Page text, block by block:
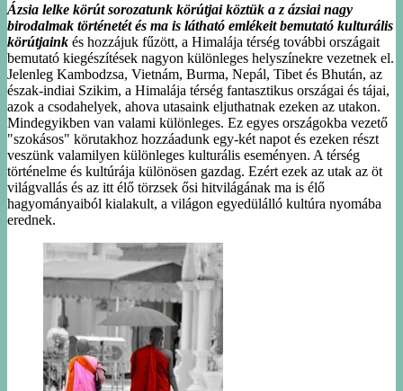
Ázsia lelke körút sorozatunk körútjai köztük a z ázsiai nagy
birodalmak történetét és ma is látható emlékeit bemutató kulturális
körútjaink és hozzájuk fűzött, a Himalája térség további országait
bemutató kiegészítések nagyon különleges helyszínekre vezetnek el.
Jelenleg Kambodzsa, Vietnám, Burma, Nepál, Tibet és Bhután, az
észak-indiai Szikim, a Himalája térség fantasztikus országai és tájai,
azok a csodahelyek, ahova utasaink eljuthatnak ezeken az utakon.
Mindegyikben van valami különleges. Ez egyes országokba vezető
"szokásos" körutakhoz hozzáadunk egy-két napot és ezeken részt
veszünk valamilyen különleges kulturális eseményen. A térség
történelme és kultúrája különösen gazdag. Ezért ezek az utak az öt
világvallás és az itt élő törzsek ősi hitvilágának ma is élő
hagyományaiból kialakult, a világon egyedülálló kultúra nyomába
erednek.